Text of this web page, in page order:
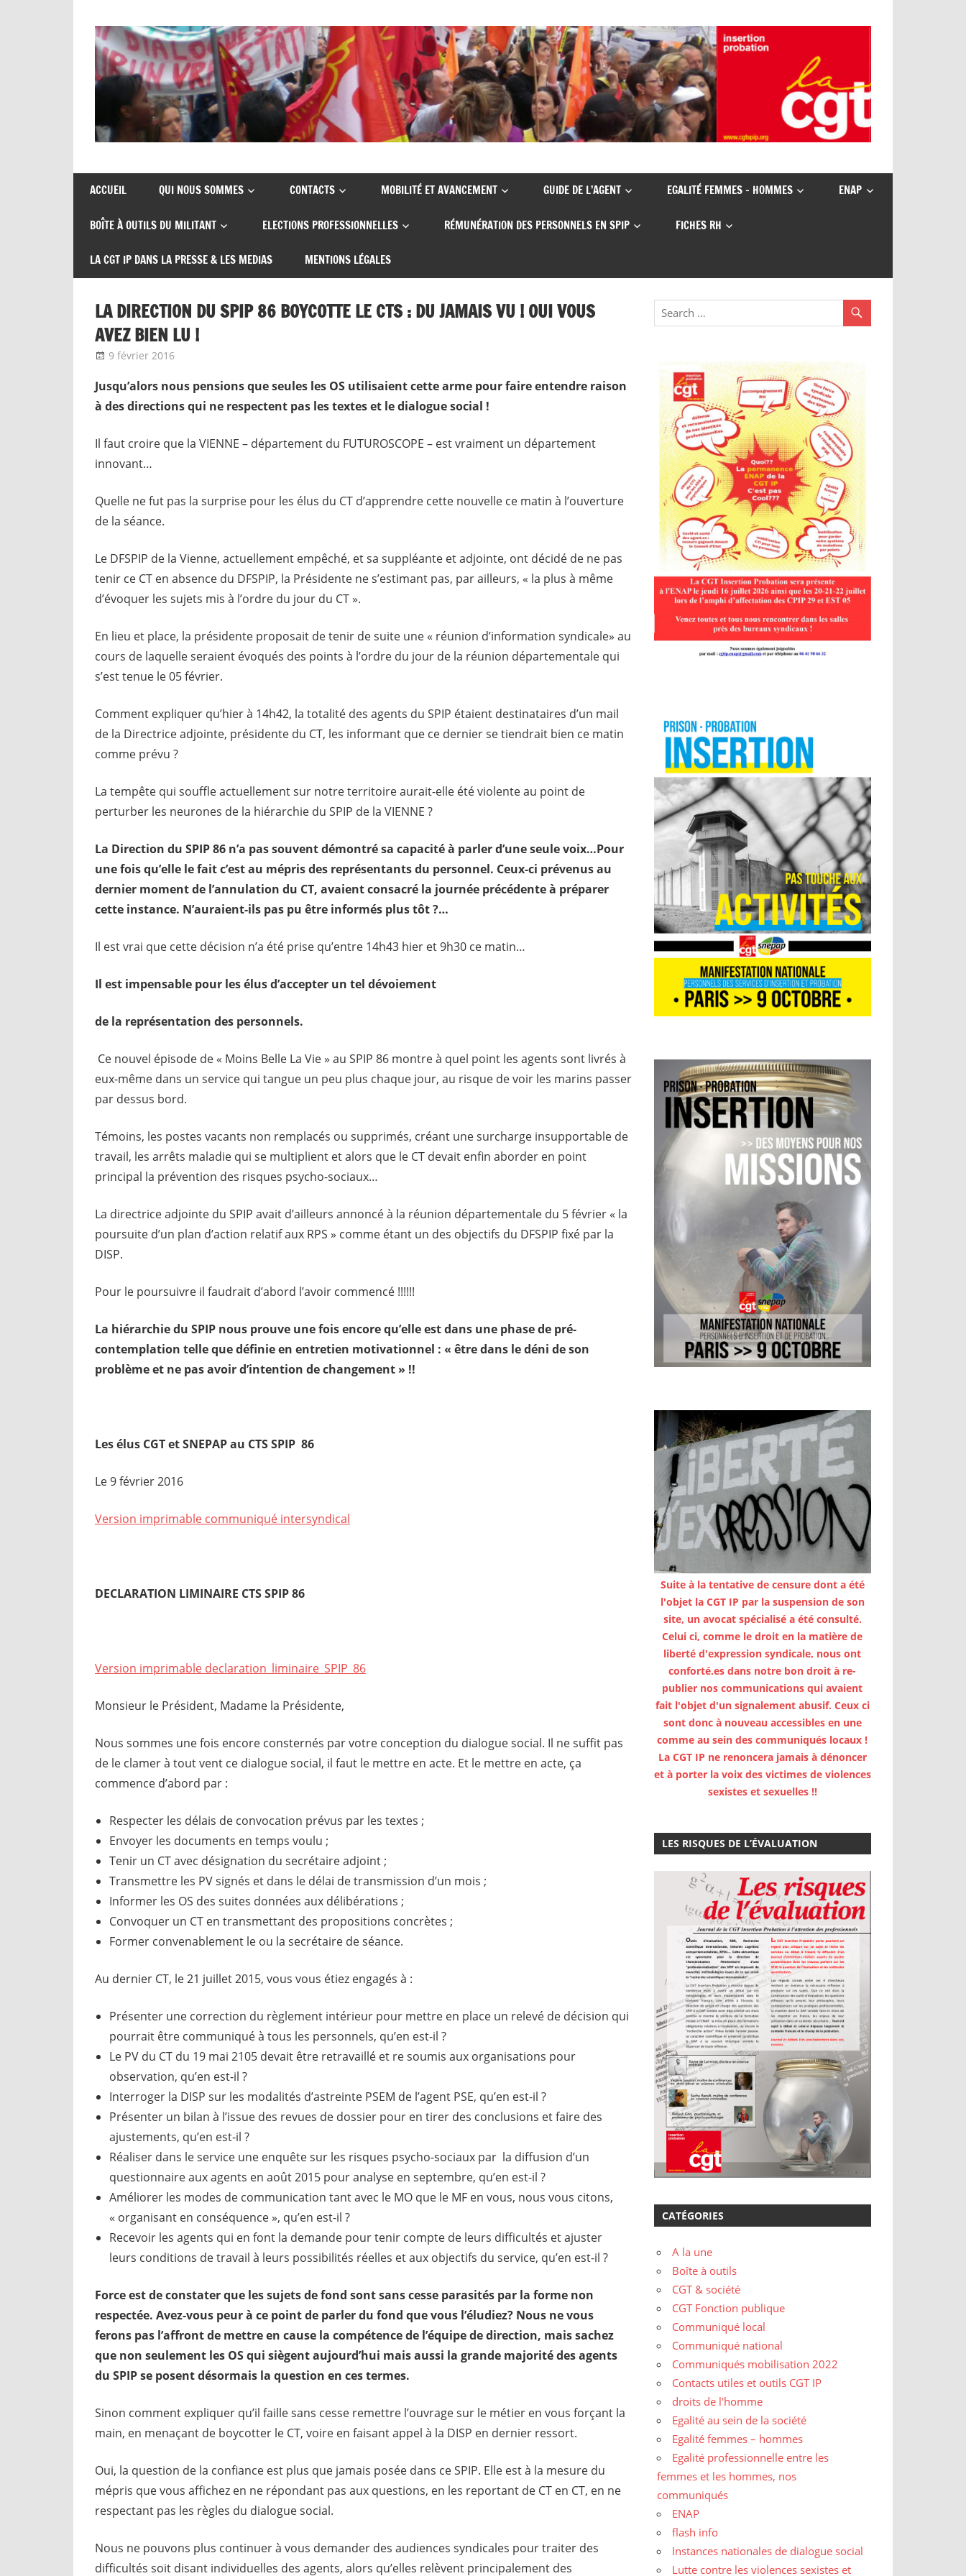
content
CGT
insertion
probation
de
syndicats
insertion
ACCUEIL QUI NOUS SOMMES CONTACTS MOBILITÉ ET AVANCEMENT GUIDE DE L’AGENT EGALITÉ FEMMES – HOMMES ENAP
BOÎTE À OUTILS DU MILITANT ELECTIONS PROFESSIONNELLES RÉMUNÉRATION DES PERSONNELS EN SPIP FICHES RH
LA CGT IP DANS LA PRESSE & LES MEDIAS MENTIONS LÉGALES
LA DIRECTION DU SPIP 86 BOYCOTTE LE CTS : DU JAMAIS VU ! OUI VOUS
AVEZ BIEN LU !
9 février 2016
Jusqu’alors nous pensions que seules les OS utilisaient cette arme pour faire entendre raison
à des directions qui ne respectent pas les textes et le dialogue social !
Il faut croire que la VIENNE – département du FUTUROSCOPE – est vraiment un département
innovant…
Quelle ne fut pas la surprise pour les élus du CT d’apprendre cette nouvelle ce matin à l’ouverture
de la séance.
Le DFSPIP de la Vienne, actuellement empêché, et sa suppléante et adjointe, ont décidé de ne pas
tenir ce CT en absence du DFSPIP, la Présidente ne s’estimant pas, par ailleurs, « la plus à même
d’évoquer les sujets mis à l’ordre du jour du CT ».
En lieu et place, la présidente proposait de tenir de suite une « réunion d’information syndicale» au
cours de laquelle seraient évoqués des points à l’ordre du jour de la réunion départementale qui
s’est tenue le 05 février.
Comment expliquer qu’hier à 14h42, la totalité des agents du SPIP étaient destinataires d’un mail
de la Directrice adjointe, présidente du CT, les informant que ce dernier se tiendrait bien ce matin
comme prévu ?
La tempête qui souffle actuellement sur notre territoire aurait-elle été violente au point de
perturber les neurones de la hiérarchie du SPIP de la VIENNE ?
La Direction du SPIP 86 n’a pas souvent démontré sa capacité à parler d’une seule voix…Pour
une fois qu’elle le fait c’est au mépris des représentants du personnel. Ceux-ci prévenus au
dernier moment de l’annulation du CT, avaient consacré la journée précédente à préparer
cette instance. N’auraient-ils pas pu être informés plus tôt ?…
Il est vrai que cette décision n’a été prise qu’entre 14h43 hier et 9h30 ce matin…
Il est impensable pour les élus d’accepter un tel dévoiement
de la représentation des personnels.
Ce nouvel épisode de « Moins Belle La Vie » au SPIP 86 montre à quel point les agents sont livrés à
eux-même dans un service qui tangue un peu plus chaque jour, au risque de voir les marins passer
par dessus bord.
Témoins, les postes vacants non remplacés ou supprimés, créant une surcharge insupportable de
travail, les arrêts maladie qui se multiplient et alors que le CT devait enfin aborder en point
principal la prévention des risques psycho-sociaux…
La directrice adjointe du SPIP avait d’ailleurs annoncé à la réunion départementale du 5 février « la
poursuite d’un plan d’action relatif aux RPS » comme étant un des objectifs du DFSPIP fixé par la
DISP.
Pour le poursuivre il faudrait d’abord l’avoir commencé !!!!!!
La hiérarchie du SPIP nous prouve une fois encore qu’elle est dans une phase de pré-
contemplation telle que définie en entretien motivationnel : « être dans le déni de son
problème et ne pas avoir d’intention de changement » !!
Les élus CGT et SNEPAP au CTS SPIP 86
Le 9 février 2016
Version imprimable communiqué intersyndical
DECLARATION LIMINAIRE CTS SPIP 86
Version imprimable declaration_liminaire_SPIP_86
Monsieur le Président, Madame la Présidente,
Nous sommes une fois encore consternés par votre conception du dialogue social. Il ne suffit pas
de le clamer à tout vent ce dialogue social, il faut le mettre en acte. Et le mettre en acte, ça
commence d’abord par :
Respecter les délais de convocation prévus par les textes ;
Envoyer les documents en temps voulu ;
Tenir un CT avec désignation du secrétaire adjoint ;
Transmettre les PV signés et dans le délai de transmission d’un mois ;
Informer les OS des suites données aux délibérations ;
Convoquer un CT en transmettant des propositions concrètes ;
Former convenablement le ou la secrétaire de séance.
Au dernier CT, le 21 juillet 2015, vous vous étiez engagés à :
Présenter une correction du règlement intérieur pour mettre en place un relevé de décision qui
pourrait être communiqué à tous les personnels, qu’en est-il ?
Le PV du CT du 19 mai 2105 devait être retravaillé et re soumis aux organisations pour
observation, qu’en est-il ?
Interroger la DISP sur les modalités d’astreinte PSEM de l’agent PSE, qu’en est-il ?
Présenter un bilan à l’issue des revues de dossier pour en tirer des conclusions et faire des
ajustements, qu’en est-il ?
Réaliser dans le service une enquête sur les risques psycho-sociaux par la diffusion d’un
questionnaire aux agents en août 2015 pour analyse en septembre, qu’en est-il ?
Améliorer les modes de communication tant avec le MO que le MF en vous, nous vous citons,
« organisant en conséquence », qu’en est-il ?
Recevoir les agents qui en font la demande pour tenir compte de leurs difficultés et ajuster
leurs conditions de travail à leurs possibilités réelles et aux objectifs du service, qu’en est-il ?
Force est de constater que les sujets de fond sont sans cesse parasités par la forme non
respectée. Avez-vous peur à ce point de parler du fond que vous l’éludiez? Nous ne vous
ferons pas l’affront de mettre en cause la compétence de l’équipe de direction, mais sachez
que non seulement les OS qui siègent aujourd’hui mais aussi la grande majorité des agents
du SPIP se posent désormais la question en ces termes.
Sinon comment expliquer qu’il faille sans cesse remettre l’ouvrage sur le métier en vous forçant la
main, en menaçant de boycotter le CT, voire en faisant appel à la DISP en dernier ressort.
Oui, la question de la confiance est plus que jamais posée dans ce SPIP. Elle est à la mesure du
mépris que vous affichez en ne répondant pas aux questions, en les reportant de CT en CT, en ne
respectant pas les règles du dialogue social.
Nous ne pouvons plus continuer à vous demander des audiences syndicales pour traiter des
difficultés soit disant individuelles des agents, alors qu’elles relèvent principalement des
Suite à la tentative de censure dont a été
l'objet la CGT IP par la suspension de son
site, un avocat spécialisé a été consulté.
Celui ci, comme le droit en la matière de
liberté d'expression syndicale, nous ont
conforté.es dans notre bon droit à re-
publier nos communications qui avaient
fait l'objet d'un signalement abusif. Ceux ci
sont donc à nouveau accessibles en une
comme au sein des communiqués locaux !
La CGT IP ne renoncera jamais à dénoncer
et à porter la voix des victimes de violences
sexistes et sexuelles !!
LES RISQUES DE L’ÉVALUATION
CATÉGORIES
A la une
Boîte à outils
CGT & société
CGT Fonction publique
Communiqué local
Communiqué national
Communiqués mobilisation 2022
Contacts utiles et outils CGT IP
droits de l'homme
Egalité au sein de la société
Egalité femmes – hommes
Egalité professionnelle entre les
femmes et les hommes, nos
communiqués
ENAP
flash info
Instances nationales de dialogue social
Lutte contre les violences sexistes et